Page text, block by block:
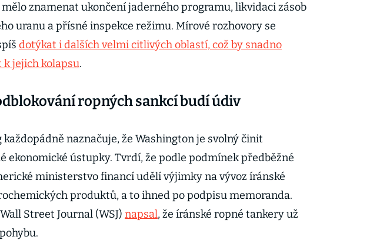
znamenat ukončení jaderného programu, likvidaci zásob
uranu a přísné inspekce režimu. Mírové rozhovory se
dotýkat i dalších velmi citlivých oblastí, což by snadno
k jejich kolapsu.
ropných sankcí budí údiv
každopádně naznačuje, že Washington je svolný činit
ekonomické ústupky. Tvrdí, že podle podmínek předběžné
ministerstvo financí udělí výjimky na vývoz íránské
produktů, a to ihned po podpisu memoranda.
Street Journal (WSJ) napsal, že íránské ropné tankery už